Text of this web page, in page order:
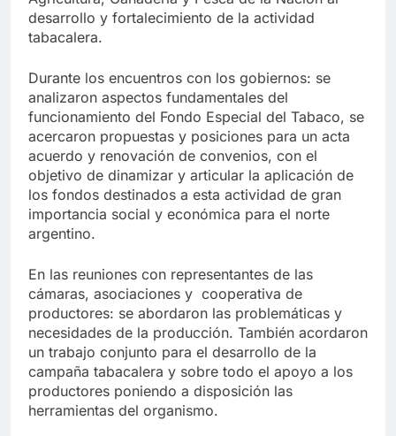
desarrollo y fortalecimiento de la actividad
tabacalera.
Durante los encuentros con los gobiernos: se
analizaron aspectos fundamentales del
funcionamiento del Fondo Especial del Tabaco, se
acercaron propuestas y posiciones para un acta
acuerdo y renovación de convenios, con el
objetivo de dinamizar y articular la aplicación de
los fondos destinados a esta actividad de gran
importancia social y económica para el norte
argentino.
En las reuniones con representantes de las
cámaras, asociaciones y cooperativa de
productores: se abordaron las problemáticas y
necesidades de la producción. También acordaron
un trabajo conjunto para el desarrollo de la
campaña tabacalera y sobre todo el apoyo a los
productores poniendo a disposición las
herramientas del organismo.